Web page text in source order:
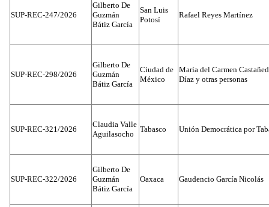
SUP-REC-247/2026
Gilberto De
Guzmán
Bátiz García
San Luis
Potosí
Rafael Reyes Martínez
SUP-REC-298/2026
Gilberto De
Guzmán
Bátiz García
Ciudad de
México
María del Carmen
Díaz y otras personas
SUP-REC-321/2026
Claudia Valle
Aguilasocho
Tabasco Unión Democrática por
SUP-REC-322/2026
Gilberto De
Guzmán
Bátiz García
Oaxaca Gaudencio García Nicolás